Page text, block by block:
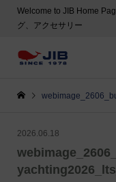
Welcome to JIB Home
グ、アクセサリー
2026.06.18